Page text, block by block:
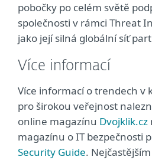
pobočky po celém světě
společnosti v rámci Threat
jako její silná globální síť
Více informací
Více informací o trendech v
pro širokou veřejnost
online magazínu Dvojklik.cz
magazínu o IT bezpečnosti
Security Guide.